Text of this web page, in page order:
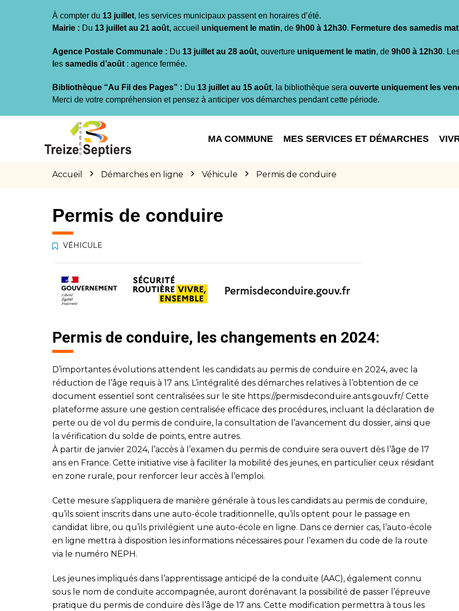
À compter du 13 juillet, les services municipaux passent en horaires d’été.
Mairie : Du 13 juillet au 21 août, accueil uniquement le matin, de 9h00 à 12h30. Fermeture des samedis
Agence Postale Communale : Du 13 juillet au 28 août, ouverture uniquement le matin, de 9h00 à 12h30.
es samedis d’août : agence fermée.
Bibliothèque “Au Fil des Pages” : Du 13 juillet au 15 août, la bibliothèque sera ouverte uniquement les
Merci de votre compréhension et pensez à anticiper vos démarches pendant cette période.
MA COMMUNE MES SERVICES ET DÉMARCHES
Accueil Démarches en ligne Véhicule Permis de conduire
Permis de conduire
VÉHICULE
Permis de conduire, les changements en 2024:
D’importantes évolutions attendent les candidats au permis de conduire en 2024, avec la
réduction de l’âge requis à 17 ans. L’intégralité des démarches relatives à l’obtention de ce
document essentiel sont centralisées sur le site https://permisdeconduire.ants.gouv.fr/. Cette
plateforme assure une gestion centralisée efficace des procédures, incluant la déclaration de
perte ou de vol du permis de conduire, la consultation de l’avancement du dossier, ainsi que
la vérification du solde de points, entre autres.
À partir de janvier 2024, l’accès à l’examen du permis de conduire sera ouvert dès l’âge de 17
ans en France. Cette initiative vise à faciliter la mobilité des jeunes, en particulier ceux résidant
en zone rurale, pour renforcer leur accès à l’emploi.
Cette mesure s’appliquera de manière générale à tous les candidats au permis de conduire,
qu’ils soient inscrits dans une auto-école traditionnelle, qu’ils optent pour le passage en
candidat libre, ou qu’ils privilégient une auto-école en ligne. Dans ce dernier cas, l’auto-école
en ligne mettra à disposition les informations nécessaires pour l’examen du code de la route
via le numéro NEPH.
Les jeunes impliqués dans l’apprentissage anticipé de la conduite (AAC), également connu
sous le nom de conduite accompagnée, auront dorénavant la possibilité de passer l’épreuve
pratique du permis de conduire dès l’âge de 17 ans. Cette modification permettra à tous les